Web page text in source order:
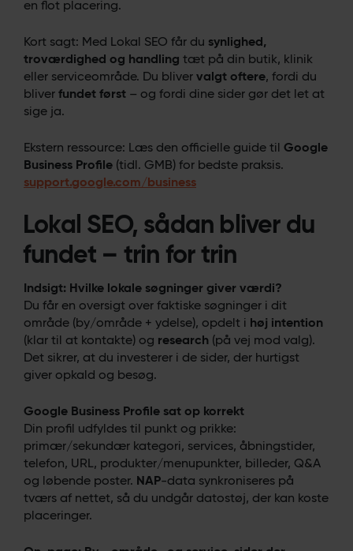
en flot placering.
Kort sagt: Med Lokal SEO får du synlighed,
troværdighed og handling tæt på din butik, klinik
eller serviceområde. Du bliver valgt oftere, fordi du
bliver fundet først – og fordi dine sider gør det let at
sige ja.
Ekstern ressource: Læs den officielle guide til Google
Business Profile (tidl. GMB) for bedste praksis.
support.google.com/business
Lokal SEO, sådan bliver du
fundet – trin for trin
Indsigt: Hvilke lokale søgninger giver værdi?
Du får en oversigt over faktiske søgninger i dit
område (by/område + ydelse), opdelt i høj intention
(klar til at kontakte) og research (på vej mod valg).
Det sikrer, at du investerer i de sider, der hurtigst
giver opkald og besøg.
Google Business Profile sat op korrekt
Din profil udfyldes til punkt og prikke:
primær/sekundær kategori, services, åbningstider,
telefon, URL, produkter/menupunkter, billeder, Q&A
og løbende poster. NAP-data synkroniseres på
tværs af nettet, så du undgår datostøj, der kan koste
placeringer.